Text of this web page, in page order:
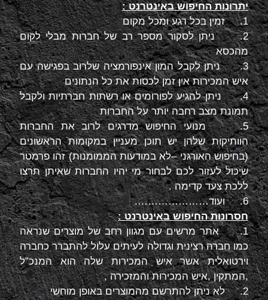
יתרונות החיפוש באינטרנט :
1. זמין בכל רגע ומכל מקום
2. ניתן לסקור מספר רב של חברות מבלי לקום
מהכסא
3. ניתן לקבל המון אינפורמציה שלרוב בפגישה עם
איש המכירות אין זמן לכסות את כל הנתונים
4. ניתן להגיע לפורומים או רשתות חברתיות ולקבל
תמונת מצב רחבה יותר על החברות
5. מנועי החיפוש מדרגים לרוב את החברות
הוותיקות שלהן יש תוכן מעניין במקומות הראשונים
(בחיפוש האורגני –לא במודעות הממומנות) זהו פרמטר
שיכול לעזור לכם לבחור מי יהיו החברות שאיתן תרצו
ללכת צעד קדימה .
6. ועוד………………….
חסרונות החיפוש באינטרנט :
1. אתר מרשים עם מגוון רחב של מוצרים שנראה
כמו חברה רצינית וגדולה לעיתים עלול להתברר כחברה
וירטואלית אשר איש המכירות שלה הוא המנכ”ל
,המתקין ,איש המכירות והמזכירה ,
2. לא ניתן להתרשם מהמוצרים באופן מוחשי